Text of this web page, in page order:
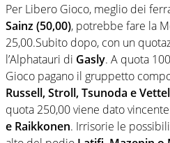
Per Libero Gioco, meglio dei
Sainz (50,00), potrebbe fare la
25,00.Subito dopo, con un
l’Alphatauri di Gasly. A quota
Gioco pagano il gruppetto
Russell, Stroll, Tsunoda e Vettel
quota 250,00 viene dato
e Raikkonen. Irrisorie le